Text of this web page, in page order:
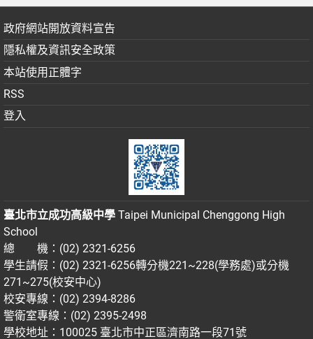
政府網站開放資料宣告
隱私權及資訊安全政策
本站使用正體字
RSS
登入
臺北市立成功高級中學 Taipei Municipal Chenggong High
School
總 機：(02) 2321-6256
學生請假：(02) 2321-6256轉分機221~228(學務處)或分機
271~275(校安中心)
校安專線：(02) 2394-8286
警衛室專線：(02) 2395-2498
學校地址：100025 臺北市中正區濟南路一段71號